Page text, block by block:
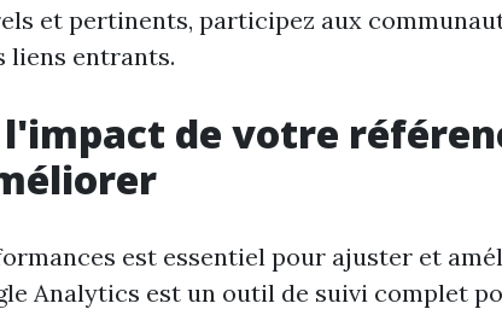
et pertinents, participez aux
liens entrants.
de votre
est essentiel pour ajuster et
Analytics est un outil de suivi complet